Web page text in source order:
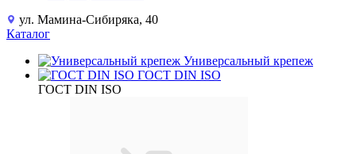
ул. Мамина-Сибиряка, 40
Каталог
Универсальный крепеж
ГОСТ DIN ISO
ГОСТ DIN ISO